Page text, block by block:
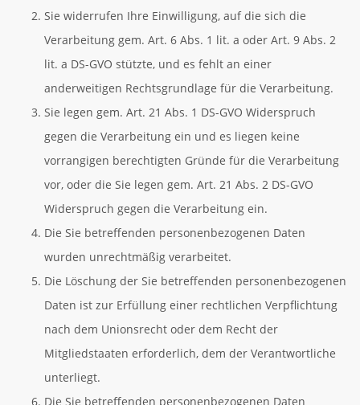
Sie widerrufen Ihre Einwilligung, auf die sich die
Verarbeitung gem. Art. 6 Abs. 1 lit. a oder Art. 9 Abs. 2
lit. a DS-GVO stützte, und es fehlt an einer
anderweitigen Rechtsgrundlage für die Verarbeitung.
Sie legen gem. Art. 21 Abs. 1 DS-GVO Widerspruch
gegen die Verarbeitung ein und es liegen keine
vorrangigen berechtigten Gründe für die Verarbeitung
vor, oder die Sie legen gem. Art. 21 Abs. 2 DS-GVO
Widerspruch gegen die Verarbeitung ein.
Die Sie betreffenden personenbezogenen Daten
wurden unrechtmäßig verarbeitet.
Die Löschung der Sie betreffenden personenbezogenen
Daten ist zur Erfüllung einer rechtlichen Verpflichtung
nach dem Unionsrecht oder dem Recht der
Mitgliedstaaten erforderlich, dem der Verantwortliche
unterliegt.
Die Sie betreffenden personenbezogenen Daten